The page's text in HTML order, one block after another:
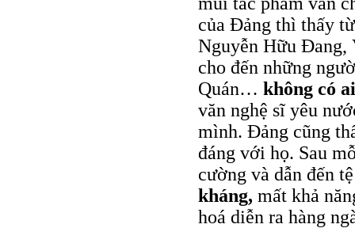
của Đảng thì thấy
Nguyễn Hữu Đang,
cho đến những
Quán… không có
văn nghệ sĩ yêu
mình. Đảng cũng
đáng với họ. Sau
cường và dẫn đến
kháng, mất khả
hoá diễn ra hàng